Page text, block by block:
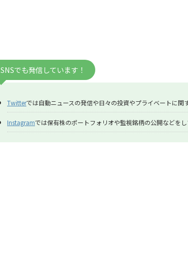
SNSでも発信しています！
Twitterでは自動ニュースの発信や日々の投資やプライベートに関
Instagramでは保有株のポートフォリオや監視銘柄の公開などをし